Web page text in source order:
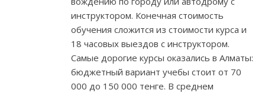
инструктором. Конечная стоимость
обучения сложится из стоимости курса и
18 часовых выездов с инструктором.
Самые дорогие курсы оказались в Алматы:
бюджетный вариант учебы стоит от 70
000 до 150 000 тенге. В среднем